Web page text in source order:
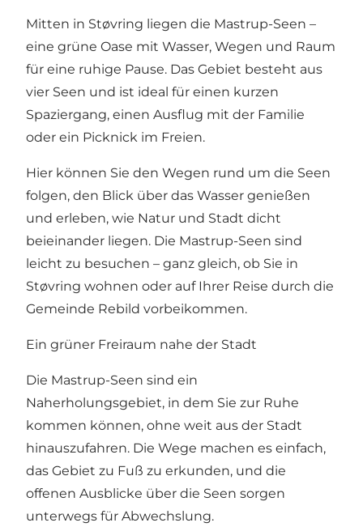
Mitten in Støvring liegen die Mastrup-Seen –
eine grüne Oase mit Wasser, Wegen und Raum
für eine ruhige Pause. Das Gebiet besteht aus
vier Seen und ist ideal für einen kurzen
Spaziergang, einen Ausflug mit der Familie
oder ein Picknick im Freien.
Hier können Sie den Wegen rund um die Seen
folgen, den Blick über das Wasser genießen
und erleben, wie Natur und Stadt dicht
beieinander liegen. Die Mastrup-Seen sind
leicht zu besuchen – ganz gleich, ob Sie in
Støvring wohnen oder auf Ihrer Reise durch die
Gemeinde Rebild vorbeikommen.
Ein grüner Freiraum nahe der Stadt
Die Mastrup-Seen sind ein
Naherholungsgebiet, in dem Sie zur Ruhe
kommen können, ohne weit aus der Stadt
hinauszufahren. Die Wege machen es einfach,
das Gebiet zu Fuß zu erkunden, und die
offenen Ausblicke über die Seen sorgen
unterwegs für Abwechslung.